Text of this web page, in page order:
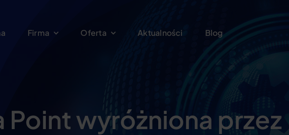
Firma Oferta Aktualności Blog
Point wyróżniona przez